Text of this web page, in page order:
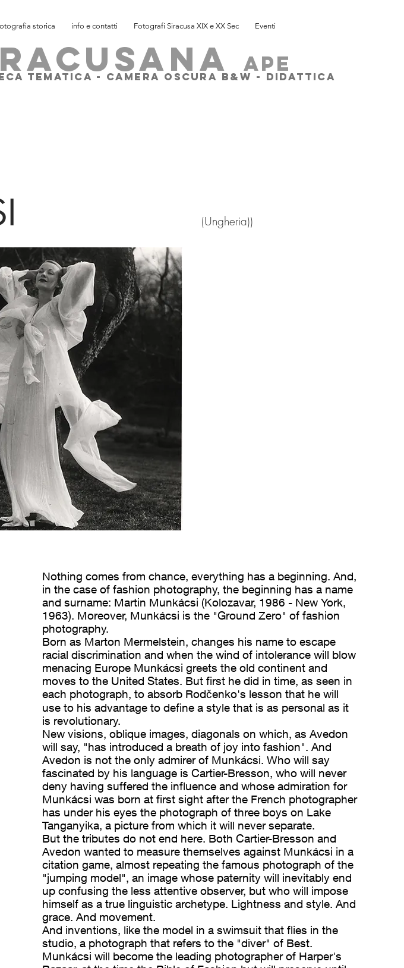
storica info e contatti Fotografi Siracusa XIX e XX Sec Eventi
ape
TEMATICA - CAMERA OSCURA B&W - DIDATTICA
(Ungheria))
Nothing comes from chance, everything has a beginning. And,
in the case of fashion photography, the beginning has a name
and surname: Martin Munkácsi (Kolozavar, 1986 - New York,
1963). Moreover, Munkácsi is the "Ground Zero" of fashion
photography.
Born as Marton Mermelstein, changes his name to escape
racial discrimination and when the wind of intolerance will blow
menacing Europe Munkácsi greets the old continent and
moves to the United States. But first he did in time, as seen in
each photograph, to absorb Rodčenko's lesson that he will
use to his advantage to define a style that is as personal as it
is revolutionary.
New visions, oblique images, diagonals on which, as Avedon
will say, "has introduced a breath of joy into fashion". And
Avedon is not the only admirer of Munkácsi. Who will say
fascinated by his language is Cartier-Bresson, who will never
deny having suffered the influence and whose admiration for
Munkácsi was born at first sight after the French photographer
has under his eyes the photograph of three boys on Lake
Tanganyika, a picture from which it will never separate.
But the tributes do not end here. Both Cartier-Bresson and
Avedon wanted to measure themselves against Munkácsi in a
citation game, almost repeating the famous photograph of the
"jumping model", an image whose paternity will inevitably end
up confusing the less attentive observer, but who will impose
himself as a true linguistic archetype. Lightness and style. And
grace. And movement.
And inventions, like the model in a swimsuit that flies in the
studio, a photograph that refers to the "diver" of Best.
Munkácsi will become the leading photographer of Harper's